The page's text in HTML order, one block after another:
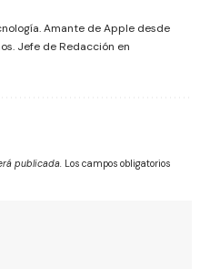
Amante de Apple desde
Jefe de Redacción en
publicada. Los campos obligatorios